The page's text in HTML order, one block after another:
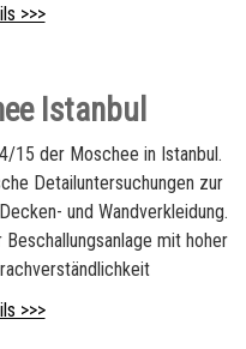
>>>
Istanbul
15 der Moschee in Istanbul.
Detailuntersuchungen zur
und Wandverkleidung.
Beschallungsanlage mit hoher
>>>